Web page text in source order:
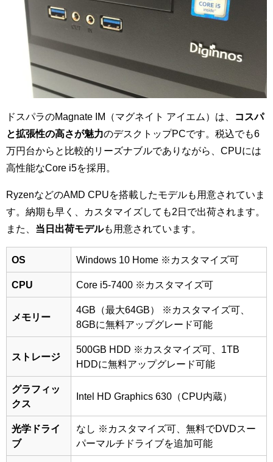
ドスパラのMagnate IM（マグネイト アイエム）は、
コスパ
と拡張性の高さが魅力のデスクトップPCです。税込でも6
万円台からと比較的リーズナブルでありながら、CPUには
高性能なCore i5を採用。
RyzenなどのAMD CPUを搭載したモデルも用意されていま
す。納期も早く、カスタマイズしても2日で出荷されます。
また、 当日出荷モデルも用意されています。
OS Windows 10 Home ※カスタマイズ可
CPU Core i5-7400 ※カスタマイズ可
メモリー
4GB（最大64GB）
※カスタマイズ可、
8GBに無料アップグレード可能
ストレージ
500GB HDD ※カスタマイズ可、1TB
HDDに無料アップグレード可能
グラフィッ
クス
Intel HD Graphics 630（CPU内蔵）
光学ドライ
ブ
なし ※カスタマイズ可、無料でDVDスー
パーマルチドライブを追加可能